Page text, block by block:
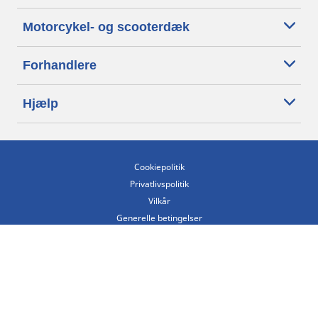
Motorcykel- og scooterdæk
Forhandlere
Hjælp
Cookiepolitik
Privatlivspolitik
Vilkår
Generelle betingelser